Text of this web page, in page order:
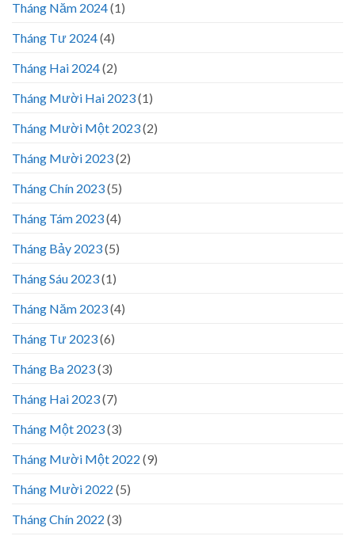
Tháng Năm 2024(1)
Tháng Tư 2024(4)
Tháng Hai 2024(2)
Tháng Mười Hai 2023(1)
Tháng Mười Một 2023(2)
Tháng Mười 2023(2)
Tháng Chín 2023(5)
Tháng Tám 2023(4)
Tháng Bảy 2023(5)
Tháng Sáu 2023(1)
Tháng Năm 2023(4)
Tháng Tư 2023(6)
Tháng Ba 2023(3)
Tháng Hai 2023(7)
Tháng Một 2023(3)
Tháng Mười Một 2022 (9)
Tháng Mười 2022 (5)
Tháng Chín 2022 (3)